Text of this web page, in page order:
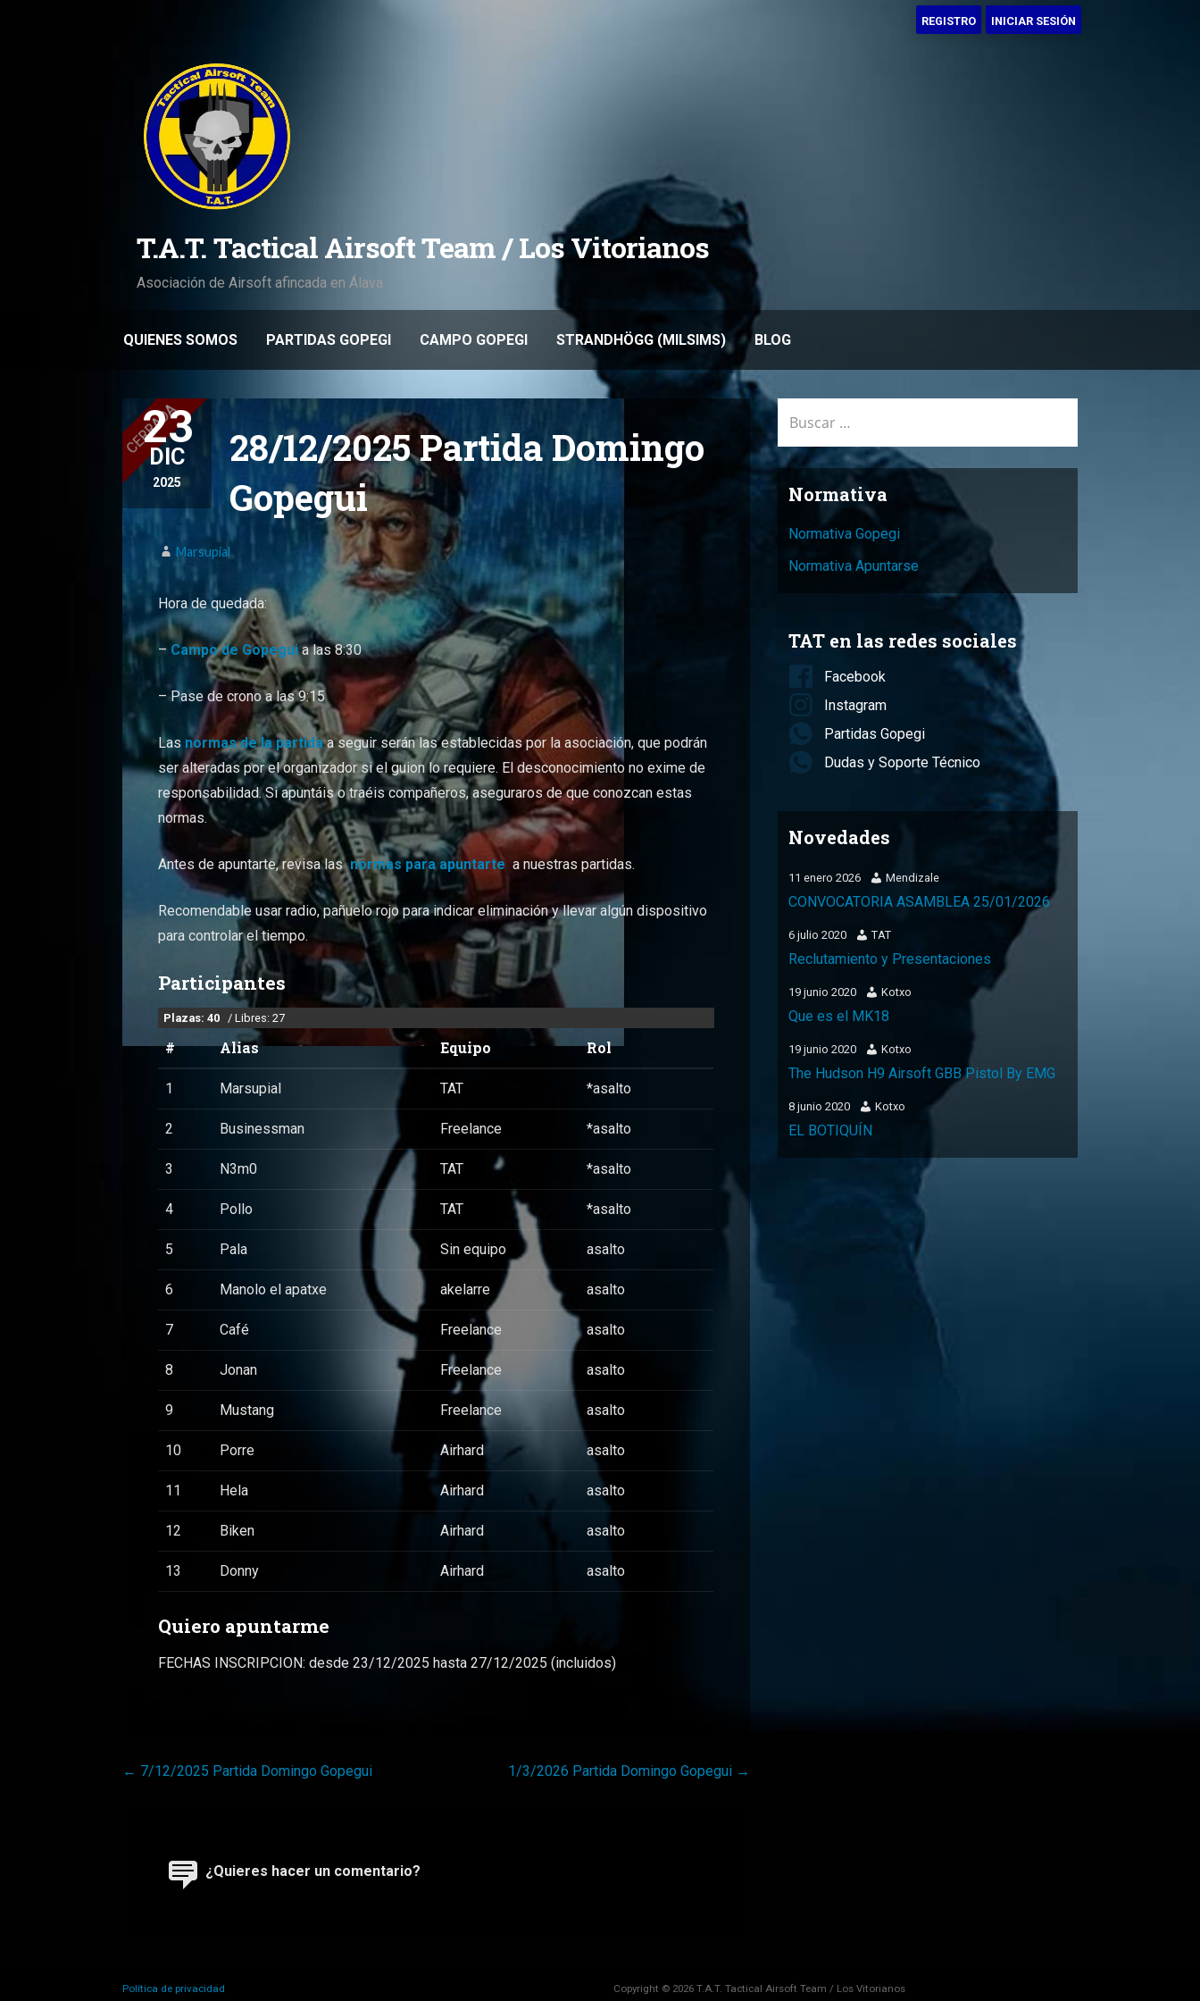
REGISTRO INICIAR SESIÓN
T.A.T. Tactical Airsoft Team / Los Vitorianos
Asociación de Airsoft afincada en Álava
QUIENES SOMOS PARTIDAS GOPEGI CAMPO GOPEGI STRANDHÖGG (MILSIMS) BLOG
28/12/2025 Partida Domingo
Gopegui
23
DIC
2025
Marsupial
Hora de quedada:
– Campo de Gopeguia las 8:30
– Pase de crono a las 9:15
Las normas de la partidaa seguir serán las establecidas por la asociación, que podrán
ser alteradas por el organizador si el guion lo requiere. El desconocimiento no exime de
responsabilidad. Si apuntáis o traéis compañeros, aseguraros de que conozcan estas
normas.
Antes de apuntarte, revisa lasnormas para apuntarte a nuestras partidas.
Recomendable usar radio, pañuelo rojo para indicar eliminación y llevar algún dispositivo
para controlar el tiempo.
Participantes
Plazas: 40 / Libres: 27
# Alias Equipo Rol
1 Marsupial TAT *asalto
2 Businessman Freelance *asalto
3 N3m0 TAT *asalto
4 Pollo TAT *asalto
5 Pala Sin equipo asalto
6 Manolo el apatxe akelarre asalto
7 Café Freelance asalto
8 Jonan Freelance asalto
9 Mustang Freelance asalto
10 Porre Airhard asalto
11 Hela Airhard asalto
12 Biken Airhard asalto
13 Donny Airhard asalto
Quiero apuntarme
FECHAS INSCRIPCION: desde 23/12/2025 hasta 27/12/2025 (incluidos)
Navegación
← 7/12/2025 Partida Domingo Gopegui 1/3/2026 Partida Domingo Gopegui →
¿Quieres hacer un comentario?
Buscar:
Normativa
Normativa Gopegi
Normativa Apuntarse
TAT en las redes sociales
Facebook
Instagram
Partidas Gopegi
Dudas y Soporte Técnico
Novedades
11 enero 2026 Mendizale
CONVOCATORIA ASAMBLEA 25/01/2026
6 julio 2020 TAT
Reclutamiento y Presentaciones
19 junio 2020 Kotxo
Que es el MK18
19 junio 2020 Kotxo
The Hudson H9 Airsoft GBB Pistol By EMG
8 junio 2020 Kotxo
EL BOTIQUÍN
Política de privacidad Copyright © 2026 T.A.T. Tactical Airsoft Team / Los Vitorianos